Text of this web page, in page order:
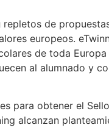
repletos de
europeos.
de toda
al alumnado y
para obtener el
alcanzan